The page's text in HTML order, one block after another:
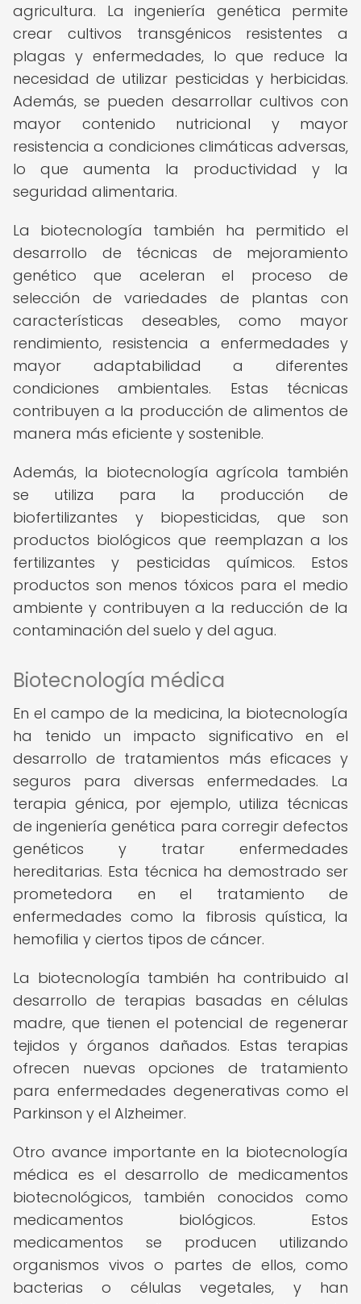
agricultura. La ingeniería genética permite
crear cultivos transgénicos resistentes a
plagas y enfermedades, lo que reduce la
necesidad de utilizar pesticidas y herbicidas.
Además, se pueden desarrollar cultivos con
mayor contenido nutricional y mayor
resistencia a condiciones climáticas adversas,
lo que aumenta la productividad y la
seguridad alimentaria.
La biotecnología también ha permitido el
desarrollo de técnicas de mejoramiento
genético que aceleran el proceso de
selección de variedades de plantas con
características deseables, como mayor
rendimiento, resistencia a enfermedades y
mayor adaptabilidad a diferentes
condiciones ambientales. Estas técnicas
contribuyen a la producción de alimentos de
manera más eficiente y sostenible.
Además, la biotecnología agrícola también
se utiliza para la producción de
biofertilizantes y biopesticidas, que son
productos biológicos que reemplazan a los
fertilizantes y pesticidas químicos. Estos
productos son menos tóxicos para el medio
ambiente y contribuyen a la reducción de la
contaminación del suelo y del agua.
Biotecnología médica
En el campo de la medicina, la biotecnología
ha tenido un impacto significativo en el
desarrollo de tratamientos más eficaces y
seguros para diversas enfermedades. La
terapia génica, por ejemplo, utiliza técnicas
de ingeniería genética para corregir defectos
genéticos y tratar enfermedades
hereditarias. Esta técnica ha demostrado ser
prometedora en el tratamiento de
enfermedades como la fibrosis quística, la
hemofilia y ciertos tipos de cáncer.
La biotecnología también ha contribuido al
desarrollo de terapias basadas en células
madre, que tienen el potencial de regenerar
tejidos y órganos dañados. Estas terapias
ofrecen nuevas opciones de tratamiento
para enfermedades degenerativas como el
Parkinson y el Alzheimer.
Otro avance importante en la biotecnología
médica es el desarrollo de medicamentos
biotecnológicos, también conocidos como
medicamentos biológicos. Estos
medicamentos se producen utilizando
organismos vivos o partes de ellos, como
bacterias o células vegetales, y han